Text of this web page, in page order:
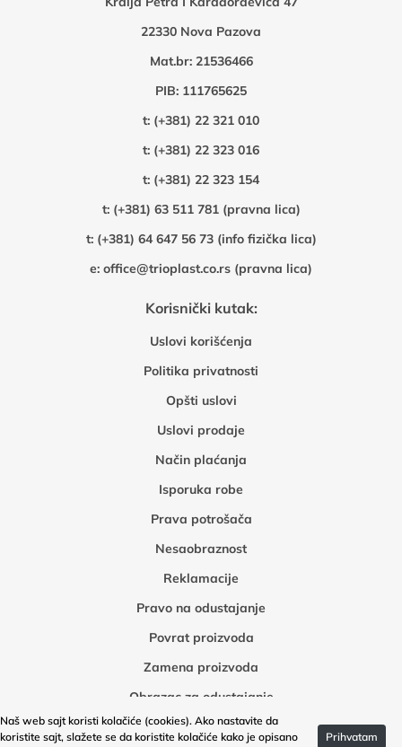
22330 Nova Pazova
Mat.br: 21536466
PIB: 111765625
t: (+381) 22 321 010
t: (+381) 22 323 016
t: (+381) 22 323 154
t: (+381) 63 511 781 (pravna lica)
t: (+381) 64 647 56 73 (info fizička lica)
e: office@trioplast.co.rs (pravna lica)
Korisnički kutak:
Uslovi korišćenja
Politika privatnosti
Opšti uslovi
Uslovi prodaje
Način plaćanja
Isporuka robe
Prava potrošača
Nesaobraznost
Reklamacije
Pravo na odustajanje
Povrat proizvoda
Zamena proizvoda
Obrazac za odustajanje
Obrazac za povrat robe
Naš web sajt koristi kolačiće (cookies). Ako nastavite da
koristite sajt, slažete se da koristite kolačiće kako je opisano
Prihvatam